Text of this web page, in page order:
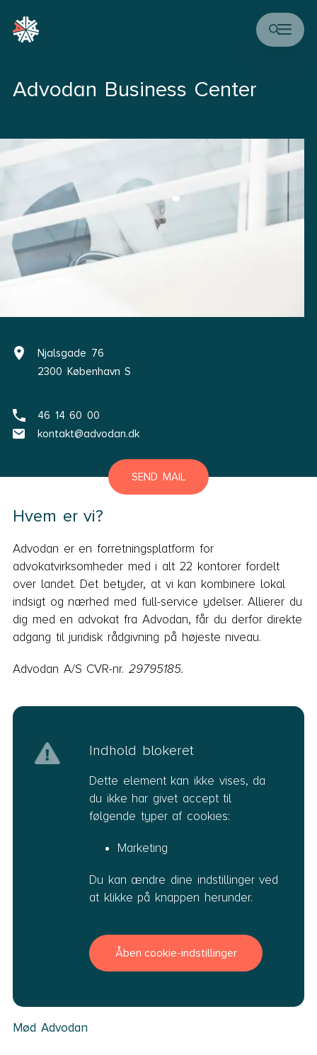
Advodan Business Center
Njalsgade 76
2300 København S
46 14 60 00
kontakt@advodan.dk
SEND MAIL
Hvem er vi?
Advodan er en forretningsplatform for
advokatvirksomheder med i alt 22 kontorer fordelt
over landet. Det betyder, at vi kan kombinere lokal
indsigt og nærhed med full-service ydelser. Allierer du
dig med en advokat fra Advodan, får du derfor direkte
adgang til juridisk rådgivning på højeste niveau.
Advodan A/S CVR-nr.29795185.
Indhold blokeret
Dette element kan ikke vises, da
du ikke har givet accept til
følgende typer af cookies:
Marketing
Du kan ændre dine indstillinger ved
at klikke på knappen herunder.
Åben cookie-indstillinger
Mød Advodan